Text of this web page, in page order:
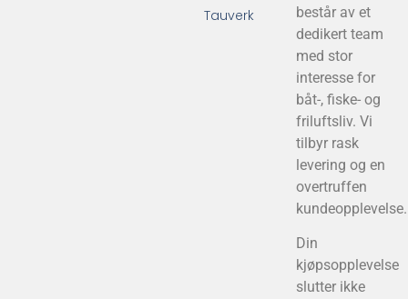
består av et
dedikert team
med stor
interesse for
båt-, fiske- og
friluftsliv. Vi
tilbyr rask
levering og en
overtruffen
kundeopplevelse.
Din
kjøpsopplevelse
slutter ikke
Tauverk